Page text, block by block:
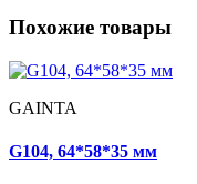
Похожие товары
GAINTA
G104, 64*58*35 мм